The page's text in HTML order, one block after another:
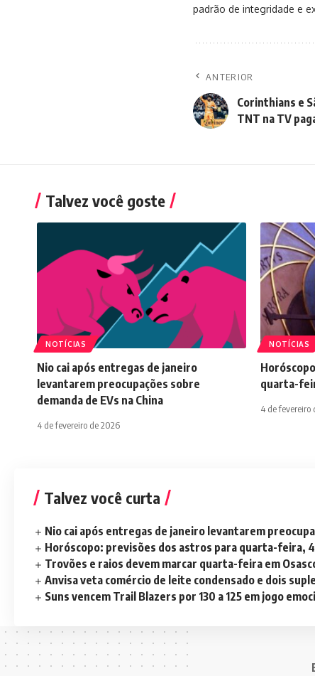
padrão de integridade e
ANTERIOR
Corinthians e
TNT na TV
Talvez você goste
NOTÍCIAS
Nio cai após entregas de janeiro
levantarem preocupações sobre
demanda de EVs na China
4 de fevereiro de 2026
NOTÍCIAS
quarta-
4 de fevereiro
Talvez você curta
Nio cai após entregas de janeiro levantarem
Horóscopo: previsões dos astros para quarta-feira,
Trovões e raios devem marcar quarta-feira em
Anvisa veta comércio de leite condensado e dois
Suns vencem Trail Blazers por 130 a 125 em jogo